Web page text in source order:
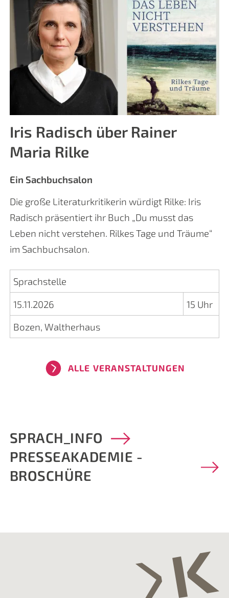
Iris Radisch über Rainer
Maria Rilke
Ein Sachbuchsalon
Die große Literaturkritikerin würdigt Rilke: Iris
Radisch präsentiert ihr Buch „Du musst das
Leben nicht verstehen. Rilkes Tage und Träume“
im Sachbuchsalon.
Sprachstelle
15.11.2026
15 Uhr
Bozen, Waltherhaus
ALLE VERANSTALTUNGEN
SPRACH_INFO
PRESSEAKADEMIE -
BROSCHÜRE